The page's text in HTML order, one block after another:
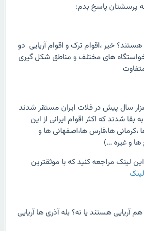
به پرسشتان پاسخ بدم:
هستند؟ خیر ،اقوام ترک و اقوام آریایی دو
خواستگاه های مختلف و مناطق شکل گیری
سال پیش در فلات ایران مستقر شدند
شدند که اکثر اقوام ایرانی از این
،کرمانی ها،فارس ها،اصفهانی ها و
و غیره ...)
لینک مراجعه کنید که با موثقترین
لینک
هم آریایی هستند یا نه؟ بله آذری ها آریایی